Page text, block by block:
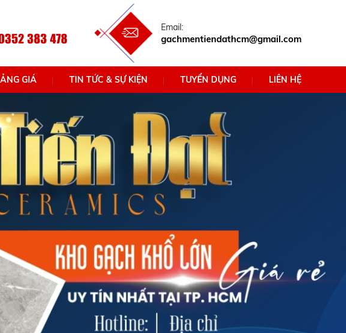
383 478
Email:
gachmentiendathcm@gmail.com
GIÁ TIN TỨC & SỰ KIỆN TUYỂN DỤNG LIÊN HỆ